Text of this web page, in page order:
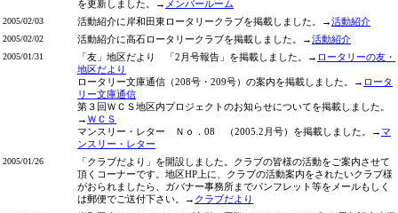
を更新しました。→ メンバールーム
2005/02/03 活動紹介に岸和田東ロータリークラブを掲載しました。→活動紹介
2005/02/02 活動紹介に高石ロータリークラブを掲載しました。→活動紹介
2005/01/31 「友」地区だより 「2月号報告」を掲載しました。→ ロータリーの友・
地区だより
ロータリー文庫通信（208号・209号）の案内を掲載しました。→ ロータ
リー文庫通信
第３回ＷＣＳ地区内プロジェクトのお知らせについてを掲載しました。
→ ＷＣＳ
マンスリー・レター Ｎｏ．08 （2005.2月号）を掲載しました。→マ
ンスリー・レター
2005/01/26
「クラブだより」を開設しました。クラブの皆様の活動をご案内させて
頂くコーナーです。地区HP上に、クラブの活動案内をされたいクラブ様
がおられましたら、ガバナー事務所までパンフレット等をメールもしく
は郵便でご送付下さい。→ クラブだより